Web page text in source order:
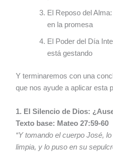
El Reposo del
en la promesa
El Poder del Día
está gestando
Y terminaremos con una
que nos ayude a aplicar esta
1. El Silencio de Dios:
Texto base: Mateo 27:59-60
“Y tomando el cuerpo José,
limpia, y lo puso en su